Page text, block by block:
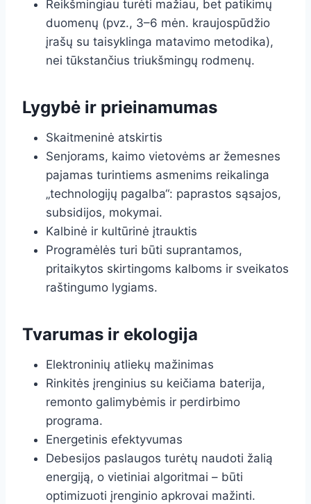
Reikšmingiau turėti mažiau, bet patikimų
duomenų (pvz., 3–6 mėn. kraujospūdžio
įrašų su taisyklinga matavimo metodika),
nei tūkstančius triukšmingų rodmenų.
Lygybė ir prieinamumas
Skaitmeninė atskirtis
Senjorams, kaimo vietovėms ar žemesnes
pajamas turintiems asmenims reikalinga
„technologijų pagalba“: paprastos sąsajos,
subsidijos, mokymai.
Kalbinė ir kultūrinė įtrauktis
Programėlės turi būti suprantamos,
pritaikytos skirtingoms kalboms ir sveikatos
raštingumo lygiams.
Tvarumas ir ekologija
Elektroninių atliekų mažinimas
Rinkitės įrenginius su keičiama baterija,
remonto galimybėmis ir perdirbimo
programa.
Energetinis efektyvumas
Debesijos paslaugos turėtų naudoti žalią
energiją, o vietiniai algoritmai – būti
optimizuoti įrenginio apkrovai mažinti.